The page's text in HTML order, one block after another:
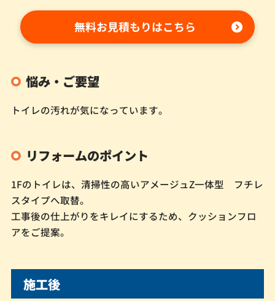
無料お見積もりはこちら
悩み・ご要望
トイレの汚れが気になっています。
リフォームのポイント
1Fのトイレは、清掃性の高いアメージュZ一体型 フチレ
スタイプへ取替。
工事後の仕上がりをキレイにするため、クッションフロ
アをご提案。
施工後